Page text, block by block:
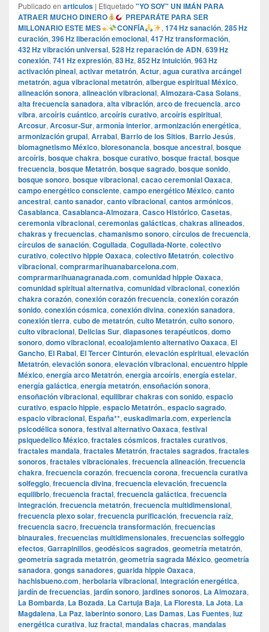
Publicado en articulos | Etiquetado "YO SOY" UN IMÁN PARA
ATRAER MUCHO DINERO
PREPARÁTE PARA SER
MILLONARIO ESTE MES
CONFÍA , 174 Hz sanación, 285 Hz
curación, 396 Hz liberación emocional, 417 Hz transformación,
432 Hz vibración universal, 528 Hz reparación de ADN, 639 Hz
conexión, 741 Hz expresión, 83 Hz, 852 Hz intuición, 963 Hz
activación pineal, activar metatrón, Actur, agua curativa arcángel
metatrón, agua vibracional metatrón, albergue espiritual México,
alineación sonora, alineación vibracional, Almozara-Casa Solans,
alta frecuencia sanadora, alta vibración, arco de frecuencia, arco
vibra, arcoíris cuántico, arcoíris curativo, arcoíris espiritual,
Arcosur, Arcosur-Sur, armonía interior, armonización energética,
armonización grupal, Arrabal, Barrio de los Sitios, Barrio Jesús,
biomagnetismo México, bioresonancia, bosque ancestral, bosque
arcoíris, bosque chakra, bosque curativo, bosque fractal, bosque
frecuencia, bosque Metatrón, bosque sagrado, bosque sonido,
bosque sonoro, bosque vibracional, cacao ceremonial Oaxaca,
campo energético consciente, campo energético México, canto
ancestral, canto sanador, canto vibracional, cantos armónicos,
Casablanca, Casablanca-Almozara, Casco Histórico, Casetas,
ceremonia vibracional, ceremonias galácticas, chakras alineados,
chakras y frecuencias, chamanismo sonoro, círculos de frecuencia,
círculos de sanación, Cogullada, Cogullada-Norte, colectivo
curativo, colectivo hippie Oaxaca, colectivo Metatrón, colectivo
vibracional, comprarmarihuanabarcelona.com,
comprarmarihuanagranada.com, comunidad hippie Oaxaca,
comunidad spiritual alternativa, comunidad vibracional, conexión
chakra corazón, conexión corazón frecuencia, conexión corazón
sonido, conexión cósmica, conexión divina, conexión sanadora,
conexión tierra, cubo de metatrón, culto Metatrón, culto sonoro,
culto vibracional, Delicias Sur, diapasones terapéuticos, domo
sonoro, domo vibracional, ecoalojamiento alternativo Oaxaca, El
Gancho, El Rabal, El Tercer Cinturón, elevación espiritual, elevación
Metatrón, elevación sonora, elevación vibracional, encuentro hippie
México, energía arco Metatrón, energía arcoíris, energía estelar,
energía galáctica, energía metatrón, ensoñación sonora,
ensoñación vibracional, equilibrar chakras con sonido, espacio
curativo, espacio hippie, espacio Metatrón., espacio sagrado,
espacio vibracional, España**, euskadimaria.com, experiencia
psicodélica sonora, festival alternativo Oaxaca, festival
psiquedelico México, fractales cósmicos, fractales curativos,
fractales mandala, fractales Metatrón, fractales sagrados, fractales
sonoros, fractales vibracionales, frecuencia alineación, frecuencia
chakra, frecuencia corazón, frecuencia corona, frecuencia curativa
solfeggio, frecuencia divina, frecuencia elevación, frecuencia
equilibrio, frecuencia fractal, frecuencia galáctica, frecuencia
integración, frecuencia metatrón, frecuencia multidimensional,
frecuencia plexo solar, frecuencia purificación, frecuencia raíz,
frecuencia sacro, frecuencia transformación, frecuencias
binaurales, frecuencias multidimensionales, frecuencias solfeggio
efectos, Garrapinillos, geodésicos sagrados, geometría metatrón,
geometría sagrada metatrón, geometría sagrada México, geometría
sanadora, gongs sanadores, guarida hippie Oaxaca,
hachisbueno.com, herbolaria vibracional, integración energética,
jardín de frecuencias, jardín sonoro, jardines sonoros, La Almozara,
La Bombarda, La Bozada, La Cartuja Baja, La Floresta, La Jota, La
Magdalena, La Paz, laberinto sonoro, Las Damas, Las Fuentes, luz
energética curativa, luz fractal, mandalas chacras, mandalas